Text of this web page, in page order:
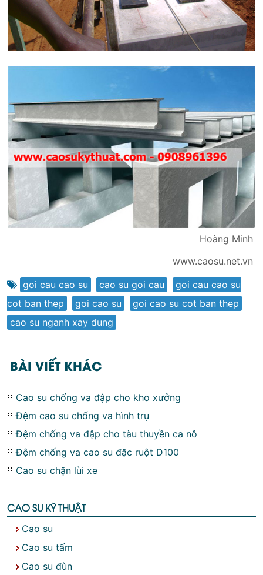
Hoàng Minh
www.caosu.net.vn
goi cau cao su
cao su goi cau
goi cau cao su
cot ban thep
goi cao su goi cao su cot ban thep
cao su nganh xay dung
BÀI VIẾT KHÁC
Cao su chống va đập cho kho xưởng
Đệm cao su chống va hình trụ
Đệm chống va đập cho tàu thuyền ca nô
Đệm chống va cao su đặc ruột D100
Cao su chặn lùi xe
CAO SU KỸ THUẬT
Cao su
Cao su tấm
Cao su đùn